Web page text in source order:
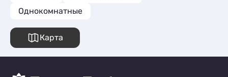
Однокомнатные
Карта